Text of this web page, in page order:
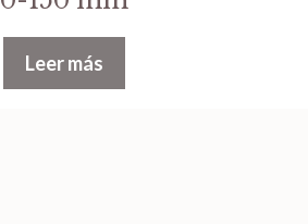
Leer más